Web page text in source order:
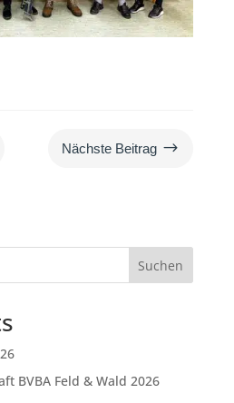
Nächste Beitrag $
Suchen
BVBA Feld & Wald 2026